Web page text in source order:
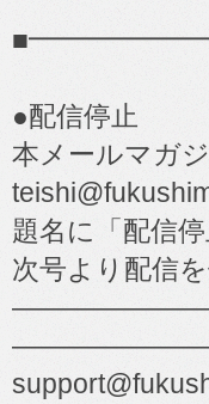
●配信停止
本メールマガ
題名に「配信
次号より配信